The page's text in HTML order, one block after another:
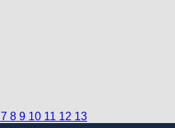
7 8 9 10 11 12 13